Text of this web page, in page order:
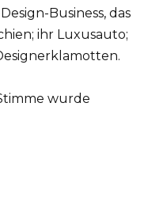
Business, das
ihr Luxusauto;
wurde